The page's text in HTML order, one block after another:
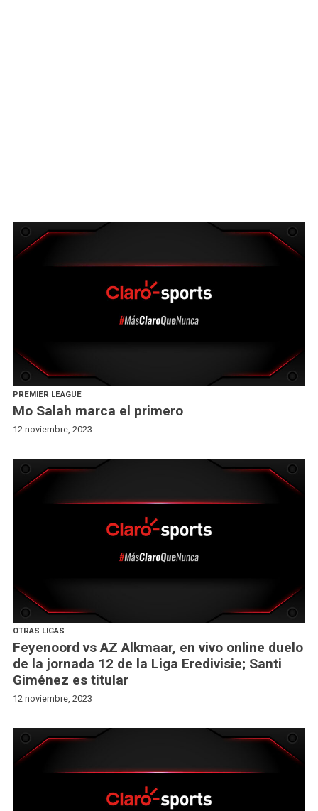
PREMIER LEAGUE
Mo Salah marca el primero
12 noviembre, 2023
OTRAS LIGAS
Feyenoord vs AZ Alkmaar, en vivo online duelo
de la jornada 12 de la Liga Eredivisie; Santi
Giménez es titular
12 noviembre, 2023